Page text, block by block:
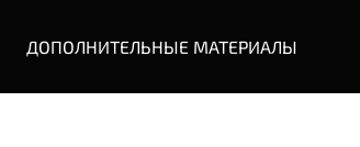
ДОПОЛНИТЕЛЬНЫЕ МАТЕРИАЛЫ